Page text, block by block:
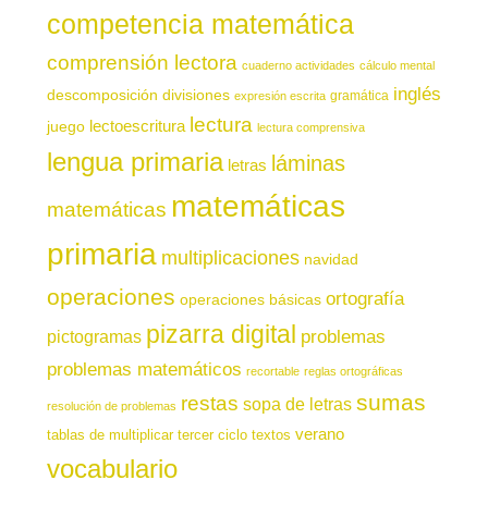
competencia matemática
comprensión lectora cuaderno actividades cálculo mental
descomposición divisiones expresión escrita gramática inglés
juego lectoescritura lectura lectura comprensiva
lengua primaria letras láminas
matemáticas matemáticas
primaria multiplicaciones navidad
operaciones operaciones básicas ortografía
pictogramas pizarra digital problemas
problemas matemáticos recortable reglas ortográficas
resolución de problemas restas sopa de letras sumas
tablas de multiplicar tercer ciclo textos verano
vocabulario